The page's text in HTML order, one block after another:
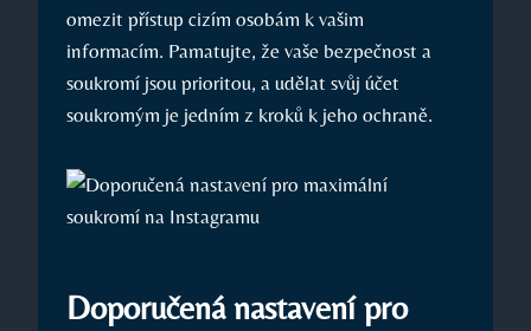
omezit přístup cizím osobám k vašim
informacím. Pamatujte, že vaše bezpečnost a
soukromí jsou prioritou, a udělat svůj účet
soukromým je jedním z kroků k jeho ochraně.
Doporučená nastavení pro